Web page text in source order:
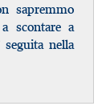
sapremmo
scontare a
nella